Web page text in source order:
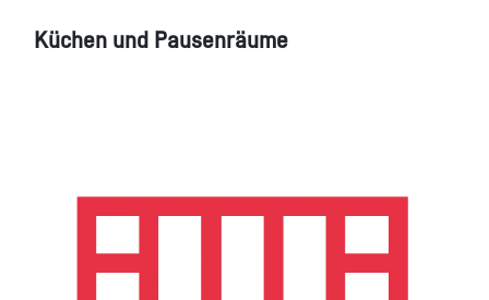
Küchen und Pausenräume